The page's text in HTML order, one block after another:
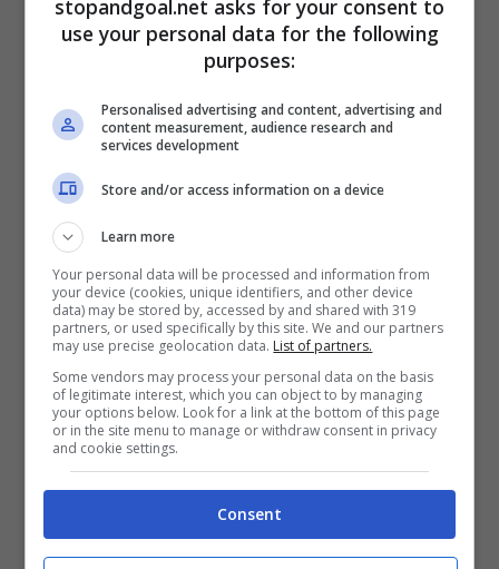
Paola Di Benedetto mozzafiato al Festival Di Venezia – (Foto
Instagram @paodb) – stopandgoal.net
stopandgoal.net asks for your consent to
use your personal data for the following
purposes:
Personalised advertising and content, advertising and
content measurement, audience research and
services development
Store and/or access information on a device
Learn more
Your personal data will be processed and information from
your device (cookies, unique identifiers, and other device
data) may be stored by, accessed by and shared with 319
partners, or used specifically by this site. We and our partners
may use precise geolocation data. List of partners.
Some vendors may process your personal data on the basis
of legitimate interest, which you can object to by managing
your options below. Look for a link at the bottom of this page
or in the site menu to manage or withdraw consent in privacy
and cookie settings.
Consent